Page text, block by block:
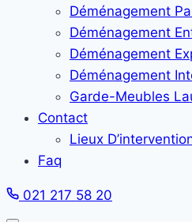
Déménagement
Déménagement
Déménagement
Déménagement
Garde-Meubles
Contact
Lieux
Faq
021 217 58 20